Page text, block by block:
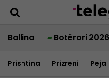
Ballina Botërori 2026
Prishtina Prizreni Peja